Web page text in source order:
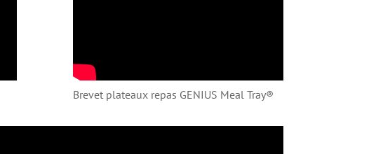
Brevet plateaux repas GENIUS Meal Tray®